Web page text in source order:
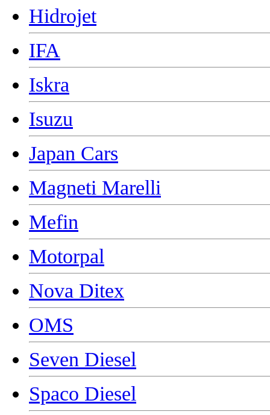
Hidrojet
IFA
Iskra
Isuzu
Japan Cars
Magneti Marelli
Mefin
Motorpal
Nova Ditex
OMS
Seven Diesel
Spaco Diesel